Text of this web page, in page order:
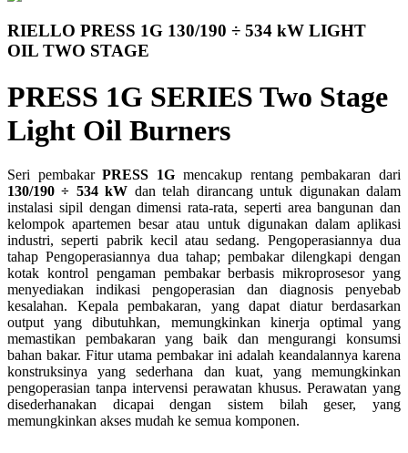
RIELLO PRESS 1G 130/190 ÷ 534 kW LIGHT
OIL TWO STAGE
PRESS 1G SERIES Two Stage
Light Oil Burners
Seri pembakarPRESS 1G mencakup rentang pembakaran dari
130/190 ÷ 534 kW dan telah dirancang untuk digunakan dalam
instalasi sipil dengan dimensi rata-rata, seperti area bangunan dan
kelompok apartemen besar atau untuk digunakan dalam aplikasi
industri, seperti pabrik kecil atau sedang. Pengoperasiannya dua
tahap Pengoperasiannya dua tahap; pembakar dilengkapi dengan
kotak kontrol pengaman pembakar berbasis mikroprosesor yang
menyediakan indikasi pengoperasian dan diagnosis penyebab
kesalahan. Kepala pembakaran, yang dapat diatur berdasarkan
output yang dibutuhkan, memungkinkan kinerja optimal yang
memastikan pembakaran yang baik dan mengurangi konsumsi
bahan bakar. Fitur utama pembakar ini adalah keandalannya karena
konstruksinya yang sederhana dan kuat, yang memungkinkan
pengoperasian tanpa intervensi perawatan khusus. Perawatan yang
disederhanakan dicapai dengan sistem bilah geser, yang
memungkinkan akses mudah ke semua komponen.